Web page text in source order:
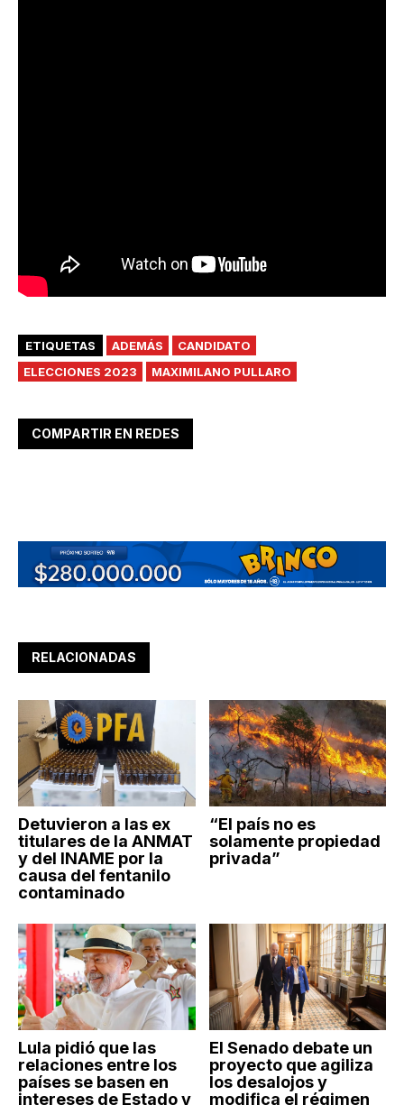
ETIQUETAS ADEMÁS
CANDIDATO
ELECCIONES 2023
MAXIMILANO PULLARO
COMPARTIR EN REDES
RELACIONADAS
Detuvieron a las ex
titulares de la ANMAT
y del INAME por la
causa del fentanilo
contaminado
“El país no es
solamente propiedad
privada”
Lula pidió que las
relaciones entre los
países se basen en
intereses de Estado y
El Senado debate un
proyecto que agiliza
los desalojos y
modifica el régimen